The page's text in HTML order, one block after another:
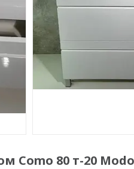
Сomo 80 т-20